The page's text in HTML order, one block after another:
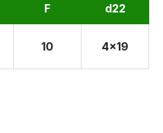
F d22
10 4x19